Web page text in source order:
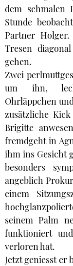
dem schmalen
Stunde
Partner
Tresen
gehen.
Zwei
um ihn,
Ohrläppchen
zusätzliche
Brigitte
fremdgeht in
ihm ins Gesicht
besonders
angeblich
einem
seinem Palm
funktioniert
verloren hat.
Jetzt geniesst er